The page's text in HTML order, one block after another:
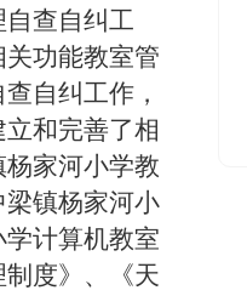
查自纠工
功能教室管
自纠工作，
和完善了相
家河小学教
镇杨家河小
计算机教室
度》、《天